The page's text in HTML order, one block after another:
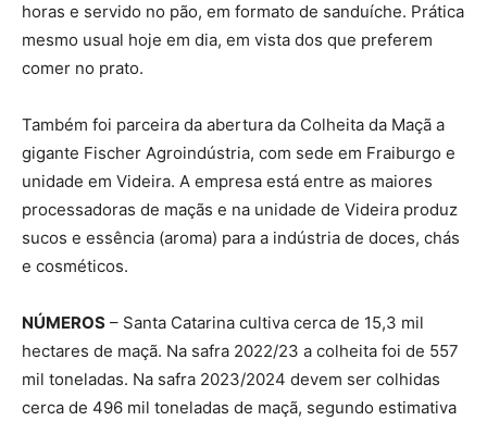
horas e servido no pão, em formato de sanduíche. Prática
mesmo usual hoje em dia, em vista dos que preferem
comer no prato.
Também foi parceira da abertura da Colheita da Maçã a
gigante Fischer Agroindústria, com sede em Fraiburgo e
unidade em Videira. A empresa está entre as maiores
processadoras de maçãs e na unidade de Videira produz
sucos e essência (aroma) para a indústria de doces, chás
e cosméticos.
NÚMEROS – Santa Catarina cultiva cerca de 15,3 mil
hectares de maçã. Na safra 2022/23 a colheita foi de 557
mil toneladas. Na safra 2023/2024 devem ser colhidas
cerca de 496 mil toneladas de maçã, segundo estimativa